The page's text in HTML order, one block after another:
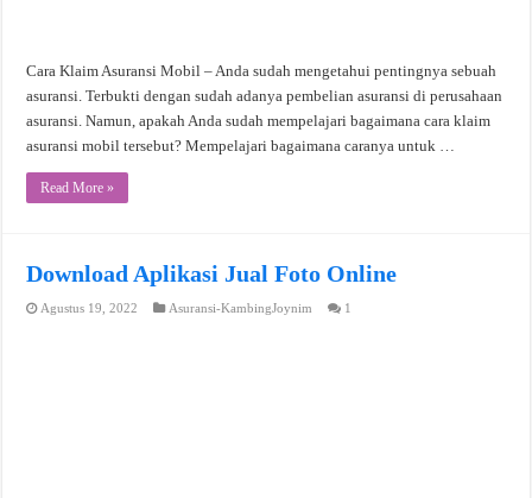
Cara Klaim Asuransi Mobil – Anda sudah mengetahui pentingnya sebuah
asuransi. Terbukti dengan sudah adanya pembelian asuransi di perusahaan
asuransi. Namun, apakah Anda sudah mempelajari bagaimana cara klaim
asuransi mobil tersebut? Mempelajari bagaimana caranya untuk …
Read More »
Download Aplikasi Jual Foto Online
Agustus 19, 2022 Asuransi-KambingJoynim 1